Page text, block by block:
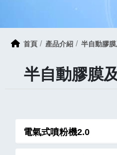
首頁 產品介紹 半自動膠
半自動膠膜
電氣式噴粉機2.0